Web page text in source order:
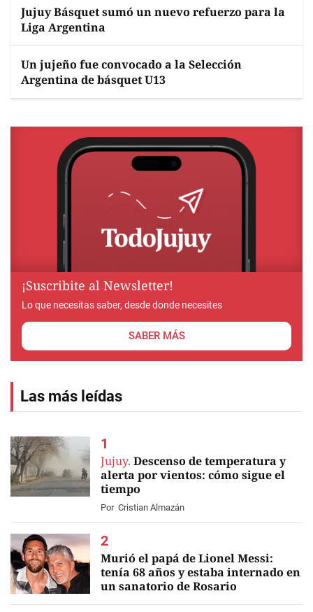
Jujuy Básquet sumó un nuevo refuerzo para la
Liga Argentina
Un jujeño fue convocado a la Selección
Argentina de básquet U13
¡Suscribite al Newsletter!
Lo que necesitas saber, desde donde necesites
SABER MÁS
Las más leídas
Jujuy. Descenso de temperatura y
alerta por vientos: cómo sigue el
tiempo
Por Cristian Almazán
EN VIVO
Murió el papá de Lionel Messi:
tenía 68 años y estaba internado en
un sanatorio de Rosario